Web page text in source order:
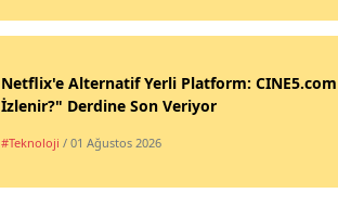
Netflix'e Alternatif Yerli Platform:
İzlenir?" Derdine Son Veriyor
#Teknoloji / 01 Ağustos 2026